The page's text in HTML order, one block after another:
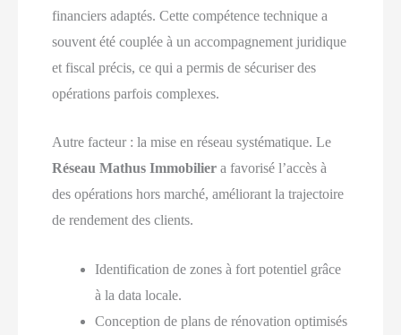
financiers adaptés. Cette compétence technique a
souvent été couplée à un accompagnement juridique
et fiscal précis, ce qui a permis de sécuriser des
opérations parfois complexes.
Autre facteur : la mise en réseau systématique. Le
Réseau Mathus Immobilier a favorisé l’accès à
des opérations hors marché, améliorant la trajectoire
de rendement des clients.
Identification de zones à fort potentiel grâce
à la data locale.
Conception de plans de rénovation optimisés